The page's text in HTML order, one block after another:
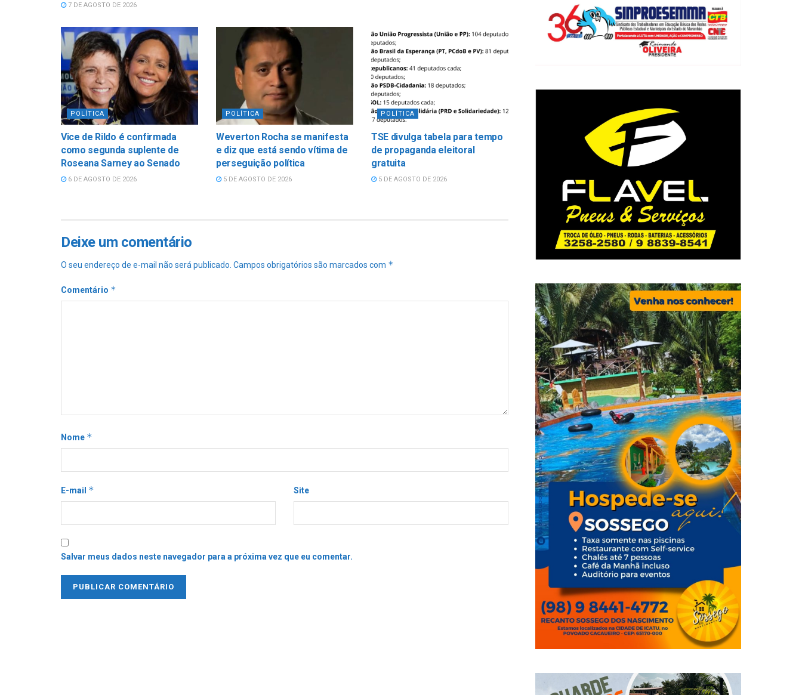
7 DE AGOSTO DE 2026
POLÍTICA
Vice de Rildo é confirmada
como segunda suplente de
Roseana Sarney ao Senado
6 DE AGOSTO DE 2026
POLÍTICA
Weverton Rocha se manifesta
e diz que está sendo vítima de
perseguição política
5 DE AGOSTO DE 2026
POLÍTICA
TSE divulga tabela para tempo
de propaganda eleitoral
gratuita
5 DE AGOSTO DE 2026
Deixe um comentário
O seu endereço de e-mail não será publicado. Campos obrigatórios são marcados com *
Comentário *
Nome *
E-mail * Site
Salvar meus dados neste navegador para a próxima vez que eu comentar.